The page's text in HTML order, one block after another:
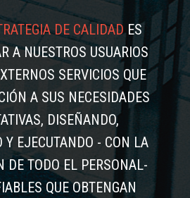
DE CALIDADES
A NUESTROS USUARIOS
SERVICIOS QUE
A SUS NECESIDADES
DISEÑANDO,
Y EJECUTANDO - CON LA
DE TODO EL PERSONAL-
QUE OBTENGAN